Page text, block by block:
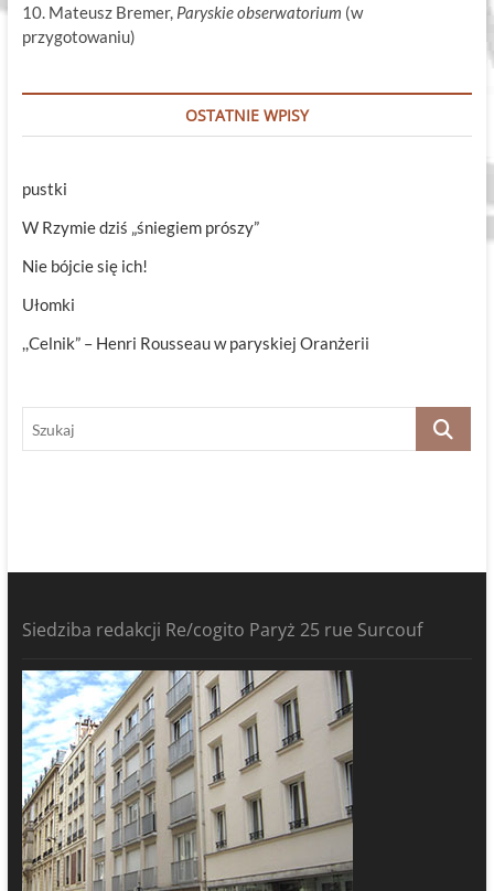
10. Mateusz Bremer, Paryskie obserwatorium (w
przygotowaniu)
OSTATNIE WPISY
pustki
W Rzymie dziś „śniegiem prószy”
Nie bójcie się ich!
Ułomki
,,Celnik” – Henri Rousseau w paryskiej Oranżerii
Szukaj
Siedziba redakcji Re/cogito Paryż 25 rue Surcouf